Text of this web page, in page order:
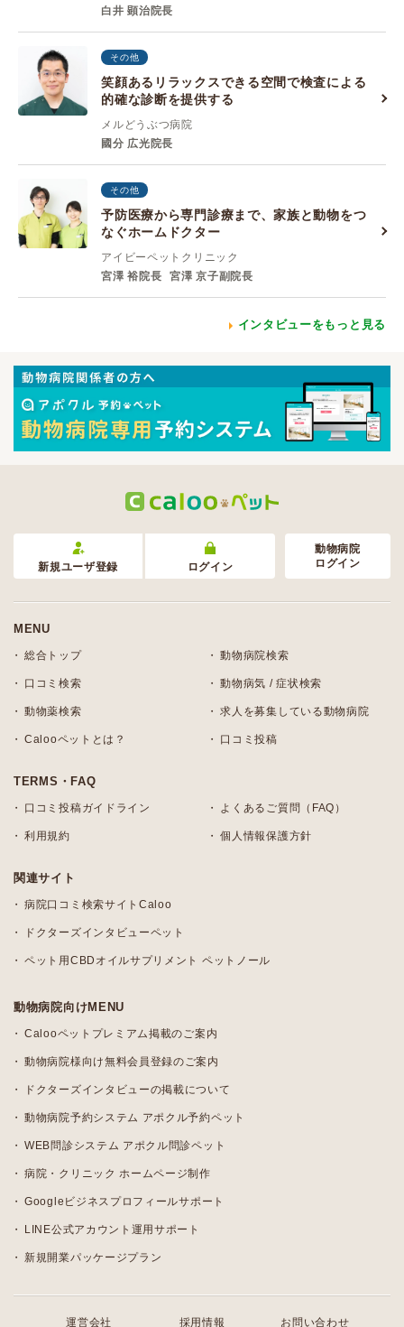
白井 顕治院長
その他
笑顔あるリラックスできる空間で検査による
的確な診断を提供する
メルどうぶつ病院
國分 広光院長
その他
予防医療から専門診療まで、家族と動物をつ
なぐホームドクター
アイビーペットクリニック
宮澤 裕院長
宮澤 京子副院長
インタビューをもっと見る
新規ユーザ登録 ログイン
動物病院
ログイン
MENU
総合トップ 動物病院検索
口コミ検索 動物病気 / 症状検索
動物薬検索 求人を募集している動物病院
Calooペットとは？ 口コミ投稿
TERMS・FAQ
口コミ投稿ガイドライン よくあるご質問（FAQ）
利用規約 個人情報保護方針
関連サイト
病院口コミ検索サイトCaloo
ドクターズインタビューペット
ペット用CBDオイルサプリメント ペットノール
動物病院向けMENU
Calooペットプレミアム掲載のご案内
動物病院様向け無料会員登録のご案内
ドクターズインタビューの掲載について
動物病院予約システム アポクル予約ペット
WEB問診システム アポクル問診ペット
病院・クリニック ホームページ制作
Googleビジネスプロフィールサポート
LINE公式アカウント運用サポート
新規開業パッケージプラン
運営会社 採用情報 お問い合わせ